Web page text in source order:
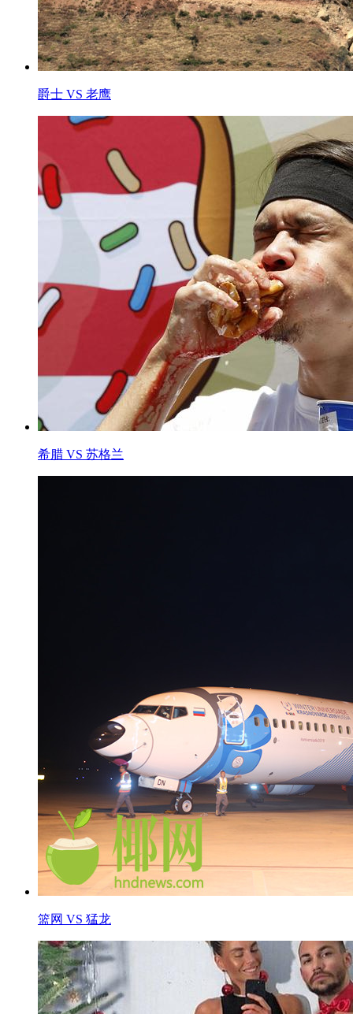
爵士 VS 老鹰
希腊 VS 苏格兰
篮网 VS 猛龙